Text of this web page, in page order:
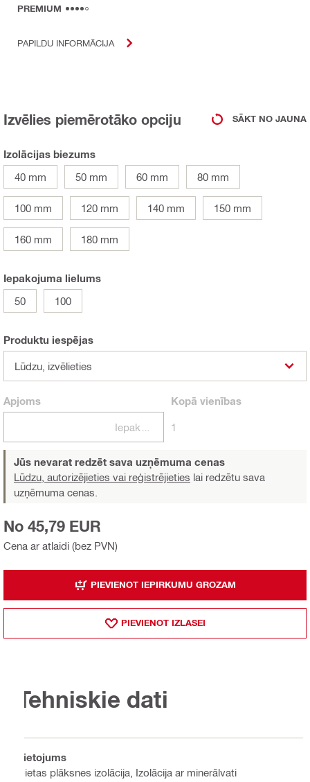
PREMIUM
PAPILDU INFORMĀCIJA
Izvēlies piemērotāko opciju SĀKT NO JAUNA
Izolācijas biezums
40 mm
50 mm 60 mm 80 mm
100 mm 120 mm 140 mm 150 mm
160 mm 180 mm
Iepakojuma lielums
50
100
Produktu iespējas
Lūdzu, izvēlieties
Apjoms Kopā vienības
1
Jūs nevarat redzēt sava uzņēmuma cenas
Lūdzu, autorizējieties vai reģistrējieties lai redzētu sava
uzņēmuma cenas.
Cena ar atlaidi (bez PVN)
No 45,79 EUR
PIEVIENOT IEPIRKUMU GROZAM
PIEVIENOT IZLASEI
Tehniskie dati
Lietojums
Cietas plāksnes izolācija, Izolācija ar minerālvati